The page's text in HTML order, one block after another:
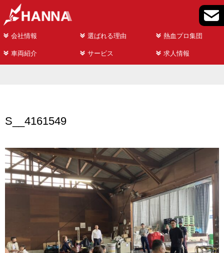
会社情報 選ばれる理由 熱血プロ集団
車両紹介 サービス 求人情報
S__4161549